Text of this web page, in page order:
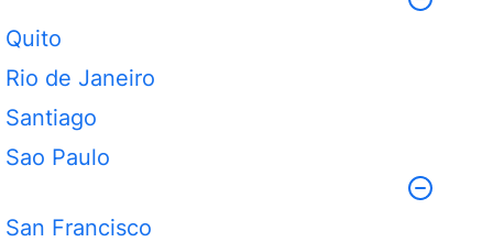
Quito
Rio de Janeiro
Santiago
Sao Paulo
San Francisco